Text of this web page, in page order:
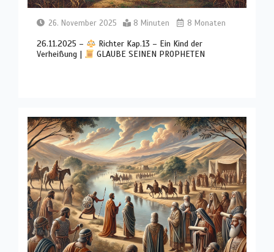
26. November 2025 8 Minuten 8 Monaten
26.11.2025 –
Richter Kap.13 – Ein Kind der
Verheißung |
GLAUBE SEINEN PROPHETEN